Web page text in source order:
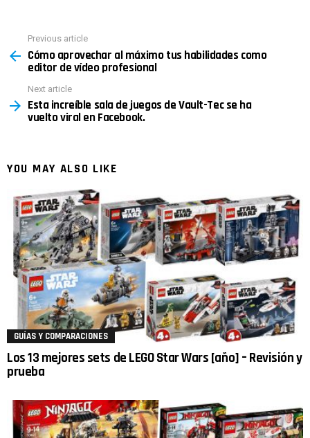
more
Previous article
Cómo aprovechar al máximo tus habilidades como
editor de vídeo profesional
Next article
Esta increíble sala de juegos de Vault-Tec se ha
vuelto viral en Facebook.
YOU MAY ALSO LIKE
GUÍAS Y COMPARACIONES
Los 13 mejores sets de LEGO Star Wars [año] – Revisión y
prueba